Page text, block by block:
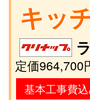
キッ
定価964,700
基本工事費